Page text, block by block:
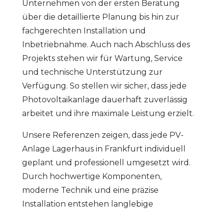
Unternehmen von der ersten Beratung
über die detaillierte Planung bis hin zur
fachgerechten Installation und
Inbetriebnahme. Auch nach Abschluss des
Projekts stehen wir für Wartung, Service
und technische Unterstützung zur
Verfügung. So stellen wir sicher, dass jede
Photovoltaikanlage dauerhaft zuverlässig
arbeitet und ihre maximale Leistung erzielt.
Unsere Referenzen zeigen, dass jede PV-
Anlage Lagerhaus in Frankfurt individuell
geplant und professionell umgesetzt wird.
Durch hochwertige Komponenten,
moderne Technik und eine präzise
Installation entstehen langlebige